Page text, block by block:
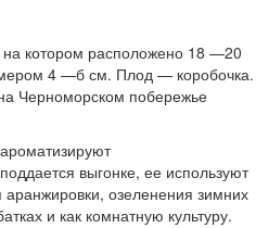
котором расположено 18 —20
4 —б см. Плод — коробочка.
Черноморском побережье
выгонке, ее используют
озеленения зимних
и как комнатную культуру.